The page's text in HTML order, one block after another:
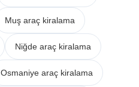
Muş araç kiralama
Niğde araç kiralama
Osmaniye araç kiralama